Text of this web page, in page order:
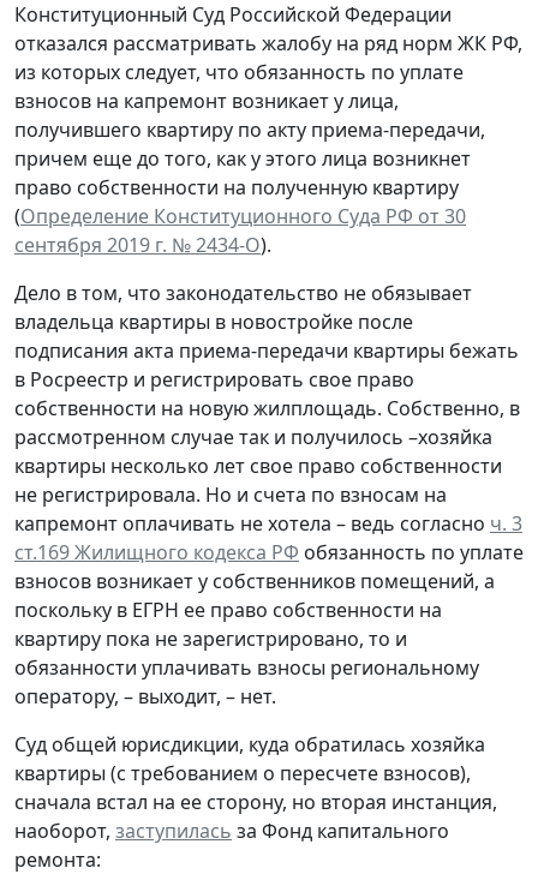
Конституционный Суд Российской Федерации
отказался рассматривать жалобу на ряд норм ЖК РФ,
из которых следует, что обязанность по уплате
взносов на капремонт возникает у лица,
получившего квартиру по акту приема-передачи,
причем еще до того, как у этого лица возникнет
право собственности на полученную квартиру
(Определение Конституционного Суда РФ от 30
сентября 2019 г. № 2434-О).
Дело в том, что законодательство не обязывает
владельца квартиры в новостройке после
подписания акта приема-передачи квартиры бежать
в Росреестр и регистрировать свое право
собственности на новую жилплощадь. Собственно, в
рассмотренном случае так и получилось –хозяйка
квартиры несколько лет свое право собственности
не регистрировала. Но и счета по взносам на
капремонт оплачивать не хотела – ведь согласно ч. 3
ст.169 Жилищного кодекса РФ обязанность по уплате
взносов возникает у собственников помещений, а
поскольку в ЕГРН ее право собственности на
квартиру пока не зарегистрировано, то и
обязанности уплачивать взносы региональному
оператору, – выходит, – нет.
Суд общей юрисдикции, куда обратилась хозяйка
квартиры (с требованием о пересчете взносов),
сначала встал на ее сторону, но вторая инстанция,
наоборот, заступилась за Фонд капитального
ремонта: